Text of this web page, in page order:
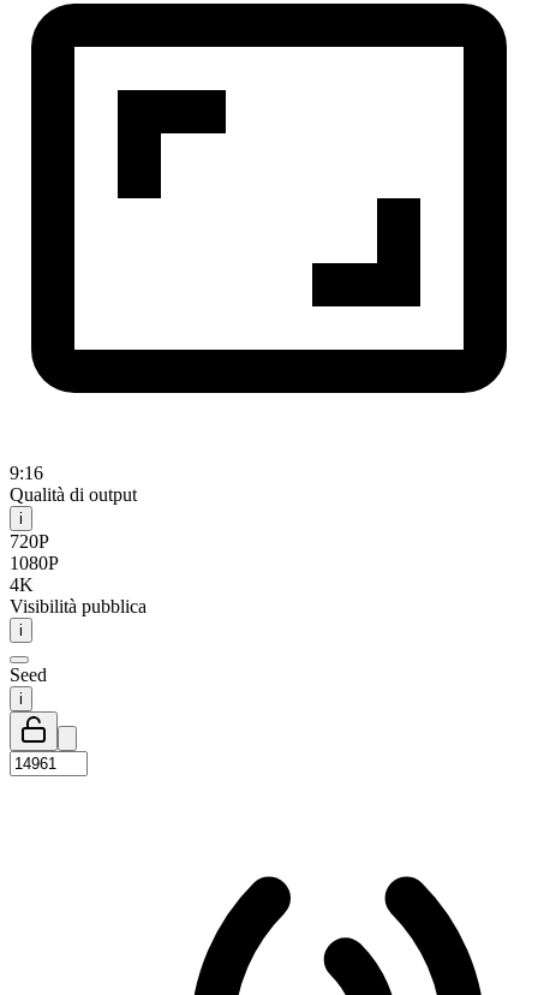
9:16
Qualità di output
i
720P
1080P
4K
Visibilità pubblica
i
Seed
i